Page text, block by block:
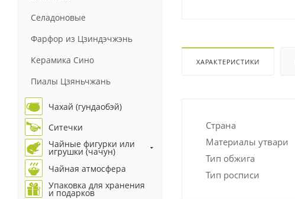
ХАРАКТЕРИСТИКИ
Страна
Материалы утвари
Тип обжига
Тип росписи
Селадоновые
Фарфор из Цзиндэчжэнь
Керамика Сино
Пиалы Цзяньчжань
Чахай (гундаобэй)
Ситечки
Чайные фигурки или
игрушки (чачун)
Чайная атмосфера
Упаковка для хранения
и подарков